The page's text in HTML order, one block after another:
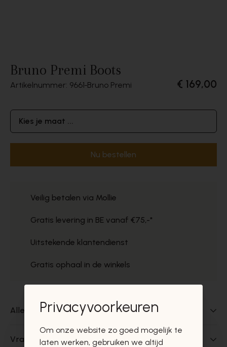
Bruno Premi Boots
Artikelnummer: 9661 Bruno Premi € 169,00
Kies je maat ...
Nu bestellen
Veilig betalen via Mollie
Gratis levering in BE vanaf €75,-*
Uitstekende klantendienst
Gratis ophaal in de winkels
Alles over dit product
Vragen over dit product?
Privacyvoorkeuren
Om onze website zo goed mogelijk te
laten werken, gebruiken we altijd